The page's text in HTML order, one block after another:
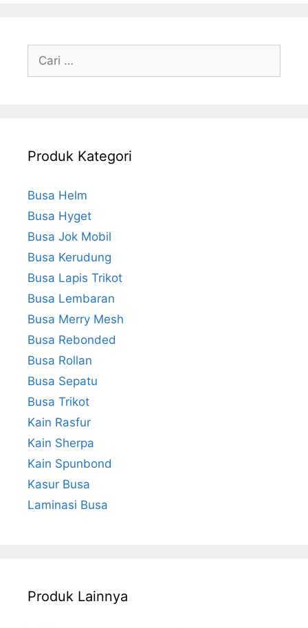
untuk:
Produk Kategori
Busa Helm
Busa Hyget
Busa Jok Mobil
Busa Kerudung
Busa Lapis Trikot
Busa Lembaran
Busa Merry Mesh
Busa Rebonded
Busa Rollan
Busa Sepatu
Busa Trikot
Kain Rasfur
Kain Sherpa
Kain Spunbond
Kasur Busa
Laminasi Busa
Produk Lainnya